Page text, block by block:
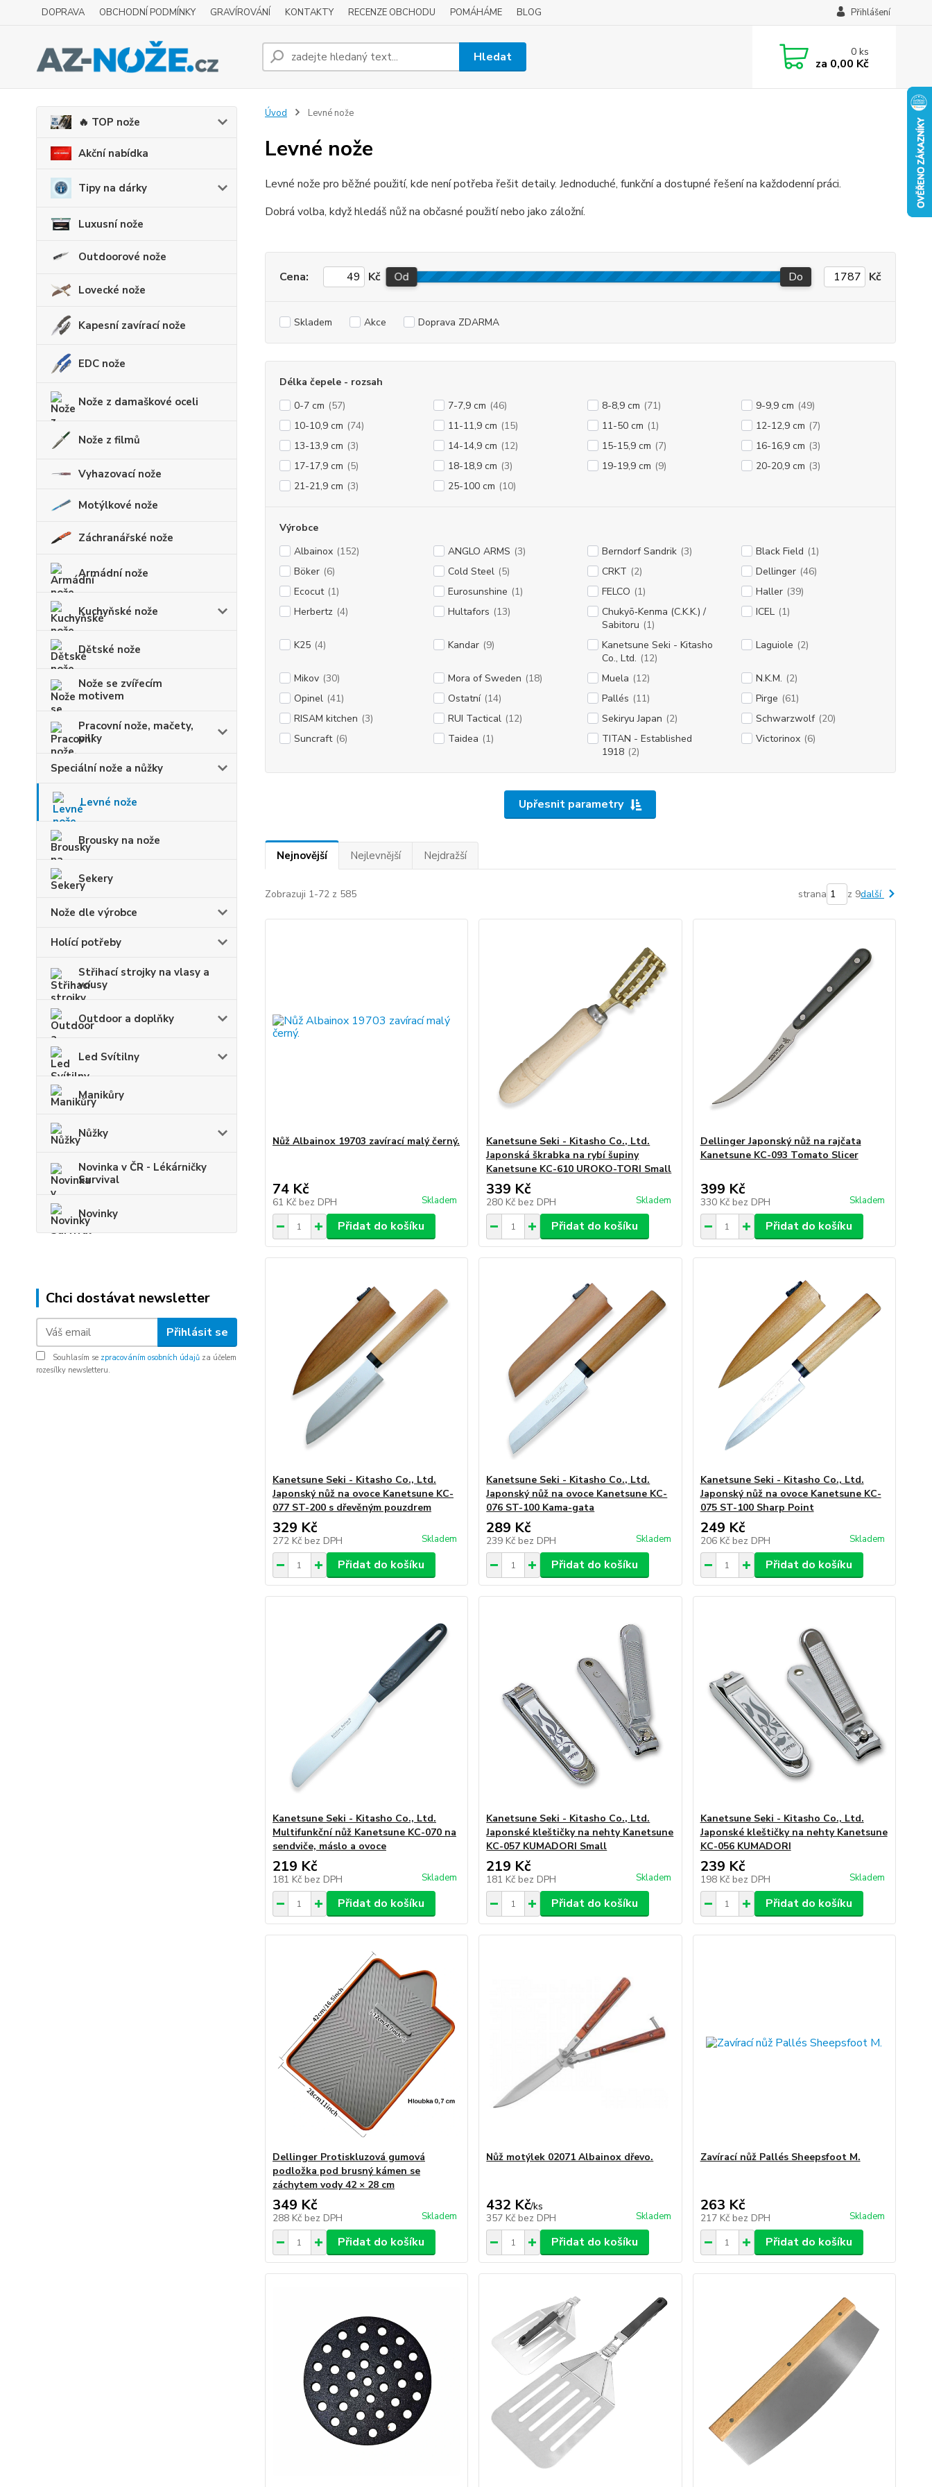
DOPRAVA OBCHODNÍ PODMÍNKY GRAVÍROVÁNÍ KONTAKTY RECENZE OBCHODU POMÁHÁME BLOG Přihlášení
Hledat 0ks
za 0,00 Kč
🔥 TOP nože
Akční nabídka
Tipy na dárky
Luxusní nože
Outdoorové nože
Lovecké nože
Kapesní zavírací nože
EDC nože
Nože z damaškové oceli
Nože z filmů
Vyhazovací nože
Motýlkové nože
Záchranářské nože
Armádní nože
Kuchyňské nože
Dětské nože
Nože se zvířecím
motivem
Pracovní nože, mačety,
pilky
Speciální nože a nůžky
Levné nože
Brousky na nože
Sekery
Nože dle výrobce
Holící potřeby
Střihací strojky na vlasy a
vousy
Outdoor a doplňky
Led Svítilny
Manikůry
Nůžky
Novinka v ČR - Lékárničky
Survival
Novinky
Chci dostávat newsletter
Přihlásit se
Souhlasím se zpracováním osobních údajů za účelem
rozesílky newsletteru.
Úvod Levné nože
Levné nože
Levné nože pro běžné použití, kde není potřeba řešit detaily. Jednoduché, funkční a dostupné řešení na každodenní práci.
Dobrá volba, když hledáš nůž na občasné použití nebo jako záložní.
Upřesnit parametry
Cena: Kč Od Do Kč
Skladem Akce Doprava ZDARMA
Délka čepele - rozsah
0-7 cm (57) 7-7,9 cm (46) 8-8,9 cm (71) 9-9,9 cm (49)
10-10,9 cm (74) 11-11,9 cm (15) 11-50 cm (1) 12-12,9 cm (7)
13-13,9 cm (3) 14-14,9 cm (12) 15-15,9 cm (7) 16-16,9 cm (3)
17-17,9 cm (5) 18-18,9 cm (3) 19-19,9 cm (9) 20-20,9 cm (3)
21-21,9 cm (3) 25-100 cm (10)
Výrobce
Albainox (152) ANGLO ARMS (3) Berndorf Sandrik (3) Black Field (1)
Böker (6) Cold Steel (5) CRKT (2) Dellinger (46)
Ecocut (1) Eurosunshine (1) FELCO (1) Haller (39)
Herbertz (4) Hultafors (13)
Chukyō‑Kenma (C.K.K.) /
Sabitoru (1)
ICEL (1)
K25 (4) Kandar (9)
Kanetsune Seki - Kitasho
Co., Ltd. (12)
Laguiole (2)
Mikov (30) Mora of Sweden (18) Muela (12) N.K.M. (2)
Opinel (41) Ostatní (14) Pallés (11) Pirge (61)
RISAM kitchen (3) RUI Tactical (12) Sekiryu Japan (2) Schwarzwolf (20)
Suncraft (6) Taidea (1)
TITAN - Established
1918 (2)
Victorinox (6)
Nejnovější Nejlevnější Nejdražší
Zobrazuji 1-72 z 585 strana z 9další
Nůž Albainox 19703 zavírací malý černý.
74 Kč
61 Kč bez DPH Skladem
Přidat do košíku
Kanetsune Seki - Kitasho Co., Ltd.
Japonská škrabka na rybí šupiny
Kanetsune KC-610 UROKO-TORI Small
339 Kč
280 Kč bez DPH Skladem
Přidat do košíku
Dellinger Japonský nůž na rajčata
Kanetsune KC-093 Tomato Slicer
399 Kč
330 Kč bez DPH Skladem
Přidat do košíku
Kanetsune Seki - Kitasho Co., Ltd.
Japonský nůž na ovoce Kanetsune KC-
077 ST-200 s dřevěným pouzdrem
329 Kč
272 Kč bez DPH Skladem
Přidat do košíku
Kanetsune Seki - Kitasho Co., Ltd.
Japonský nůž na ovoce Kanetsune KC-
076 ST-100 Kama-gata
289 Kč
239 Kč bez DPH Skladem
Přidat do košíku
Kanetsune Seki - Kitasho Co., Ltd.
Japonský nůž na ovoce Kanetsune KC-
075 ST-100 Sharp Point
249 Kč
206 Kč bez DPH Skladem
Přidat do košíku
Kanetsune Seki - Kitasho Co., Ltd.
Multifunkční nůž Kanetsune KC-070 na
sendviče, máslo a ovoce
219 Kč
181 Kč bez DPH Skladem
Přidat do košíku
Kanetsune Seki - Kitasho Co., Ltd.
Japonské kleštičky na nehty Kanetsune
KC-057 KUMADORI Small
219 Kč
181 Kč bez DPH Skladem
Přidat do košíku
Kanetsune Seki - Kitasho Co., Ltd.
Japonské kleštičky na nehty Kanetsune
KC-056 KUMADORI
239 Kč
198 Kč bez DPH Skladem
Přidat do košíku
Dellinger Protiskluzová gumová
podložka pod brusný kámen se
záchytem vody 42 × 28 cm
349 Kč
288 Kč bez DPH Skladem
Přidat do košíku
Nůž motýlek 02071 Albainox dřevo.
432 Kč/ks
357 Kč bez DPH Skladem
Přidat do košíku
Zavírací nůž Pallés Sheepsfoot M.
263 Kč
217 Kč bez DPH Skladem
Přidat do košíku